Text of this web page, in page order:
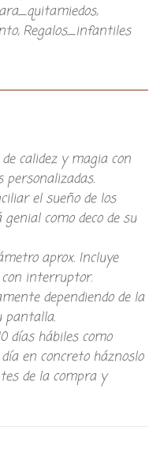
,
, Regalos_infantiles
calidez y magia con
el sueño de los
como deco de su
aprox. Incluye
con interruptor.
dependiendo de la
pantalla.
días hábiles como
en concreto háznoslo
de la compra y